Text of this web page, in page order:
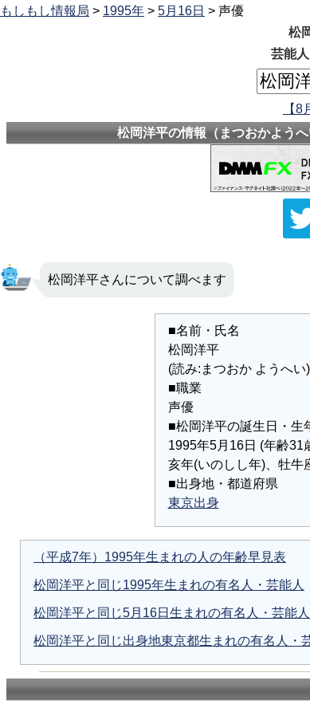
もしもし情報局 > 1995年 > 5月16日 > 声優
松
芸能
【
松岡洋平の情報（まつおかよう
松岡洋平さんについて調べます
■名前・氏名
松岡洋平
(読み:まつおか ようへい)
■職業
声優
■松岡洋平の誕生日・生
1995年5月16日 (年齢31
亥年(いのしし年)、牡牛
■出身地・都道府県
東京出身
（平成7年）1995年生まれの人の年齢早見表
松岡洋平と同じ1995年生まれの有名人・芸能人
松岡洋平と同じ5月16日生まれの有名人・芸能人
松岡洋平と同じ出身地東京都生まれの有名人・